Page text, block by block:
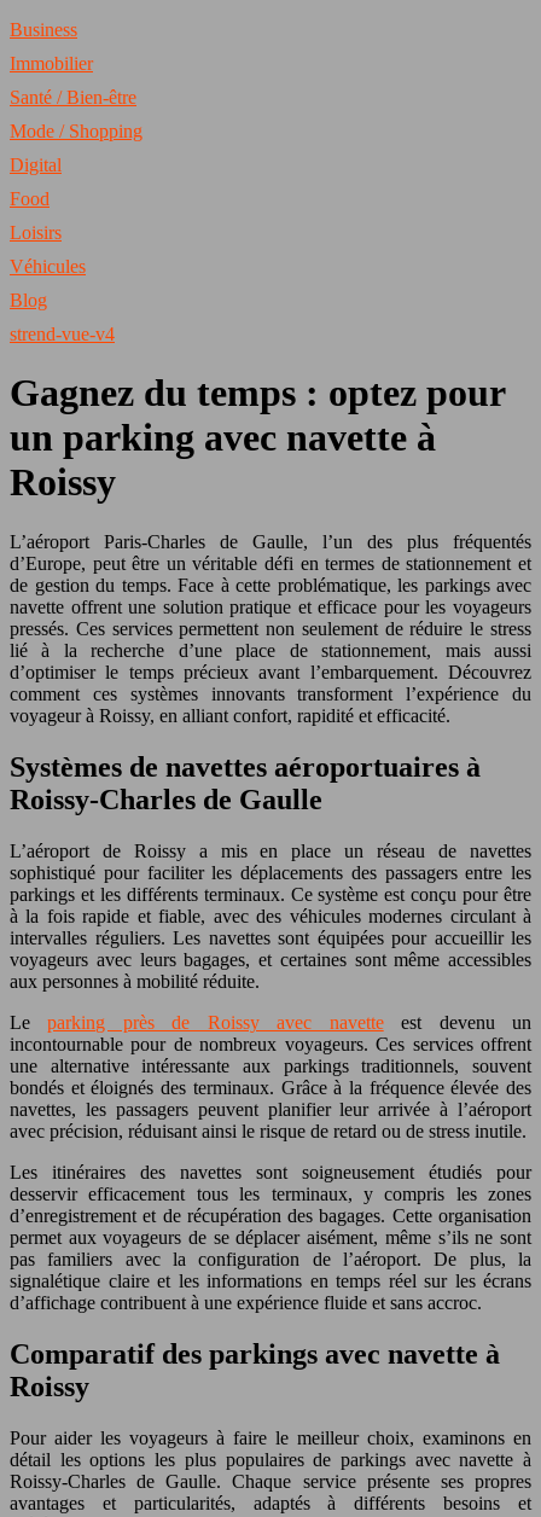
Business
Immobilier
Santé / Bien-être
Mode / Shopping
Digital
Food
Loisirs
Véhicules
Blog
strend-vue-v4
Gagnez du temps : optez pour
un parking avec navette à
Roissy
L’aéroport Paris-Charles de Gaulle, l’un des plus fréquentés
d’Europe, peut être un véritable défi en termes de stationnement et
de gestion du temps. Face à cette problématique, les parkings avec
navette offrent une solution pratique et efficace pour les voyageurs
pressés. Ces services permettent non seulement de réduire le stress
lié à la recherche d’une place de stationnement, mais aussi
d’optimiser le temps précieux avant l’embarquement. Découvrez
comment ces systèmes innovants transforment l’expérience du
voyageur à Roissy, en alliant confort, rapidité et efficacité.
Systèmes de navettes aéroportuaires à
Roissy-Charles de Gaulle
L’aéroport de Roissy a mis en place un réseau de navettes
sophistiqué pour faciliter les déplacements des passagers entre les
parkings et les différents terminaux. Ce système est conçu pour être
à la fois rapide et fiable, avec des véhicules modernes circulant à
intervalles réguliers. Les navettes sont équipées pour accueillir les
voyageurs avec leurs bagages, et certaines sont même accessibles
aux personnes à mobilité réduite.
Leparking près de Roissy avec navetteest devenu un
incontournable pour de nombreux voyageurs. Ces services offrent
une alternative intéressante aux parkings traditionnels, souvent
bondés et éloignés des terminaux. Grâce à la fréquence élevée des
navettes, les passagers peuvent planifier leur arrivée à l’aéroport
avec précision, réduisant ainsi le risque de retard ou de stress inutile.
Les itinéraires des navettes sont soigneusement étudiés pour
desservir efficacement tous les terminaux, y compris les zones
d’enregistrement et de récupération des bagages. Cette organisation
permet aux voyageurs de se déplacer aisément, même s’ils ne sont
pas familiers avec la configuration de l’aéroport. De plus, la
signalétique claire et les informations en temps réel sur les écrans
d’affichage contribuent à une expérience fluide et sans accroc.
Comparatif des parkings avec navette à
Roissy
Pour aider les voyageurs à faire le meilleur choix, examinons en
détail les options les plus populaires de parkings avec navette à
Roissy-Charles de Gaulle. Chaque service présente ses propres
avantages et particularités, adaptés à différents besoins et